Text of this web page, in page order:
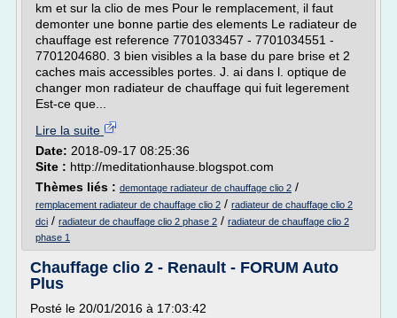
km et sur la clio de mes Pour le remplacement, il faut
demonter une bonne partie des elements Le radiateur de
chauffage est reference 7701033457 - 7701034551 -
7701204680. 3 bien visibles a la base du pare brise et 2
caches mais accessibles portes. J. ai dans l. optique de
changer mon radiateur de chauffage qui fuit legerement
Est-ce que...
Lire la suite
Date: 2018-09-17 08:25:36
Site : http://meditationhause.blogspot.com
Thèmes liés : demontage radiateur de chauffage clio 2 /
remplacement radiateur de chauffage clio 2 / radiateur de chauffage clio 2
dci / radiateur de chauffage clio 2 phase 2 / radiateur de chauffage clio 2
phase 1
Chauffage clio 2 - Renault - FORUM Auto
Plus
Posté le 20/01/2016 à 17:03:42